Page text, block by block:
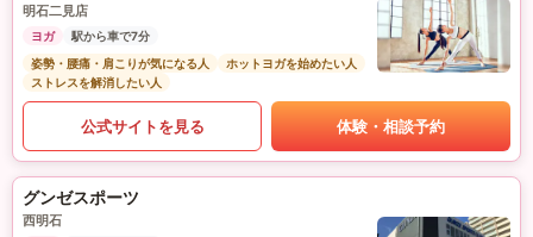
明石二見店
ヨガ
駅から車で7分
姿勢・腰痛・肩こりが気になる人
ホットヨガを始めたい人
ストレスを解消したい人
公式サイトを見る 体験・相談予約
グンゼスポーツ
西明石